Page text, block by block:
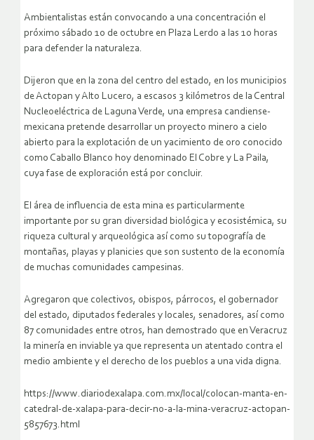
Ambientalistas están convocando a una concentración el
próximo sábado 10 de octubre en Plaza Lerdo a las 10 horas
para defender la naturaleza.
Dijeron que en la zona del centro del estado, en los municipios
de Actopan y Alto Lucero, a escasos 3 kilómetros de la Central
Nucleoeléctrica de Laguna Verde, una empresa candiense-
mexicana pretende desarrollar un proyecto minero a cielo
abierto para la explotación de un yacimiento de oro conocido
como Caballo Blanco hoy denominado El Cobre y La Paila,
cuya fase de exploración está por concluir.
El área de influencia de esta mina es particularmente
importante por su gran diversidad biológica y ecosistémica, su
riqueza cultural y arqueológica así como su topografía de
montañas, playas y planicies que son sustento de la economía
de muchas comunidades campesinas.
Agregaron que colectivos, obispos, párrocos, el gobernador
del estado, diputados federales y locales, senadores, así como
87 comunidades entre otros, han demostrado que en Veracruz
la minería en inviable ya que representa un atentado contra el
medio ambiente y el derecho de los pueblos a una vida digna.
https://www.diariodexalapa.com.mx/local/colocan-manta-en-
catedral-de-xalapa-para-decir-no-a-la-mina-veracruz-actopan-
5857673.html